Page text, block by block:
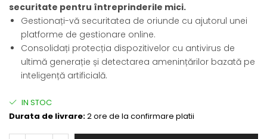
securitate pentru întreprinderile mici.
Gestionați-vă securitatea de oriunde cu ajutorul unei
platforme de gestionare online.
Consolidați protecția dispozitivelor cu antivirus de
ultimă generație și detectarea amenințărilor bazată pe
inteligență artificială.
IN STOC
Durata de livrare:2 ore de la confirmare platii